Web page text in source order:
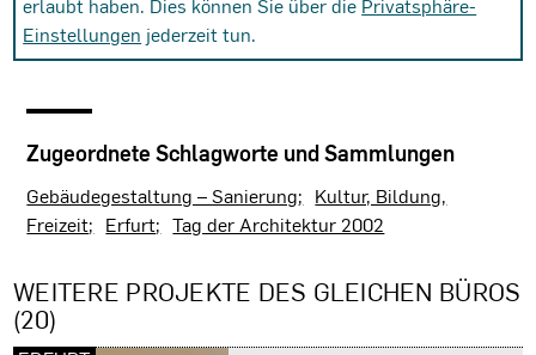
Einstellungen jederzeit tun.
Zugeordnete Schlagworte und Sammlungen
Gebäudegestaltung – Sanierung
Kultur, Bildung,
Freizeit
Erfurt Tag der Architektur 2002
WEITERE PROJEKTE DES GLEICHEN BÜROS
(20)